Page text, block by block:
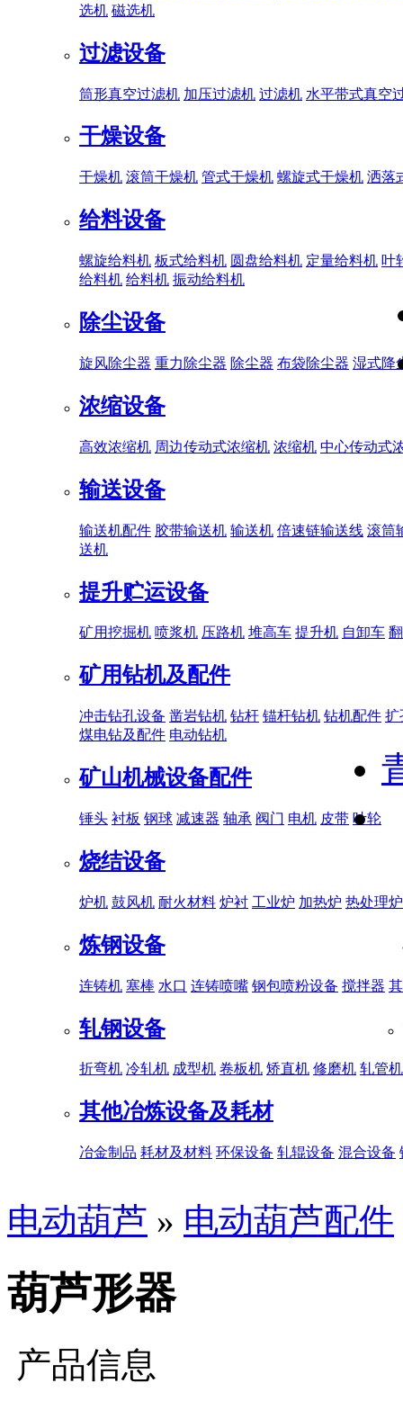
选机 磁选机
过滤设备
筒形真空过滤机 加压过滤机 过滤机 水平带式真空
干燥设备
干燥机 滚筒干燥机 管式干燥机 螺旋式干燥机 洒落
给料设备
螺旋给料机 板式给料机 圆盘给料机 定量给料机 叶
给料机 给料机 振动给料机
除尘设备
旋风除尘器 重力除尘器 除尘器 布袋除尘器 湿式降
浓缩设备
高效浓缩机 周边传动式浓缩机 浓缩机 中心传动式
输送设备
输送机配件 胶带输送机 输送机 倍速链输送线 滚筒
送机
提升贮运设备
矿用挖掘机 喷浆机 压路机 堆高车 提升机 自卸车
矿用钻机及配件
冲击钻孔设备 凿岩钻机 钻杆 锚杆钻机 钻机配件 扩
煤电钻及配件 电动钻机
矿山机械设备配件
锤头 衬板 钢球 减速器 轴承 阀门 电机 皮带 叶轮
烧结设备
炉机 鼓风机 耐火材料 炉衬 工业炉 加热炉 热处理炉
炼钢设备
连铸机 塞棒 水口 连铸喷嘴 钢包喷粉设备 搅拌器
轧钢设备
折弯机 冷轧机 成型机 卷板机 矫直机 修磨机 轧管机
其他冶炼设备及耗材
冶金制品 耗材及材料 环保设备 轧辊设备 混合设备
电动葫芦 » 电动葫芦配件
葫芦形器
产品信息